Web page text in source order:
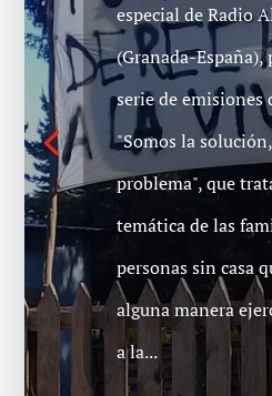
especial de Radio
(Granada-España),
serie de emisiones
"Somos la
problema", que
temática de las
personas sin casa
alguna manera
a la...